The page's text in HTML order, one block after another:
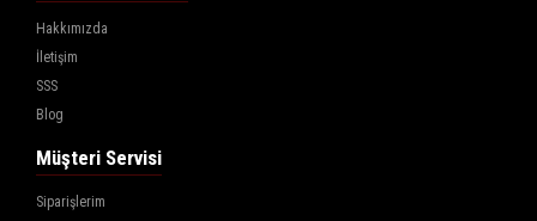
Hakkımızda
İletişim
SSS
Blog
Müşteri Servisi
Siparişlerim